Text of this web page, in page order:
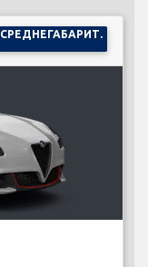
СРЕДНЕГАБАРИТ.